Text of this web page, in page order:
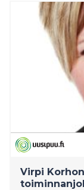
keskuksen,
kanssa
Virpi